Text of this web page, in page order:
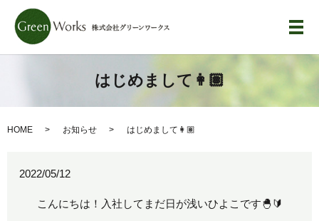
メ
はじめまして👩🏽
HOME お知らせ はじめまして👩🏽
2022/05/12
こんにちは！入社してまだ日が浅いひよこです🐣🔰